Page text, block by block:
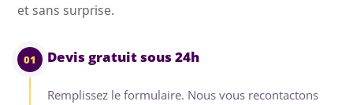
et sans surprise.
01 Devis gratuit sous 24h
Remplissez le formulaire. Nous vous recontactons